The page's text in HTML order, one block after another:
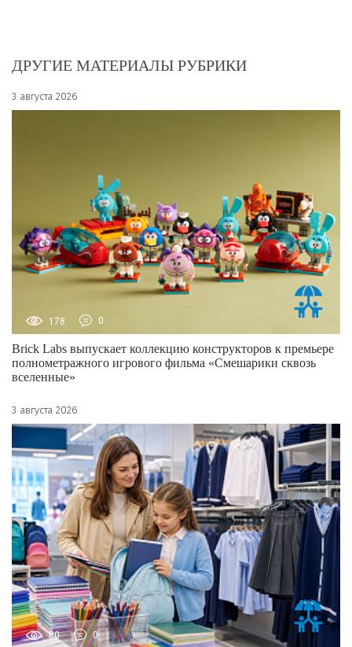
ДРУГИЕ МАТЕРИАЛЫ РУБРИКИ
3 августа 2026
178 0
Brick Labs выпускает коллекцию конструкторов к премьере
полнометражного игрового фильма «Смешарики сквозь
вселенные»
3 августа 2026
80 0